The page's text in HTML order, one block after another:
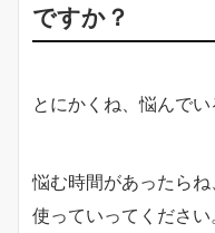
ですか？
とにかくね、悩んで
悩む時間があったら
使っていってください